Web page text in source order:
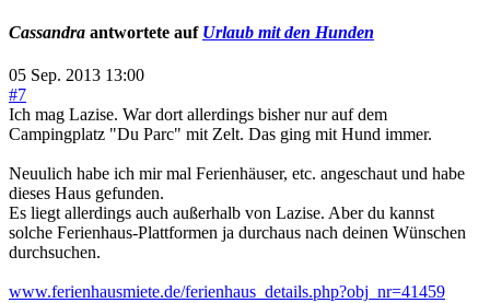
Cassandra antwortete auf Urlaub mit den Hunden
05 Sep. 2013 13:00
#7
Ich mag Lazise. War dort allerdings bisher nur auf dem
Campingplatz "Du Parc" mit Zelt. Das ging mit Hund immer.
Neuulich habe ich mir mal Ferienhäuser, etc. angeschaut und habe
dieses Haus gefunden.
Es liegt allerdings auch außerhalb von Lazise. Aber du kannst
solche Ferienhaus-Plattformen ja durchaus nach deinen Wünschen
durchsuchen.
www.ferienhausmiete.de/ferienhaus_details.php?obj_nr=41459